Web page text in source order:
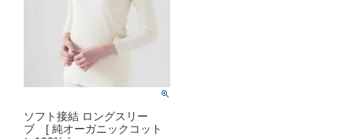
ソフト接結 ロングスリー
ブ [ 純オーガニックコット